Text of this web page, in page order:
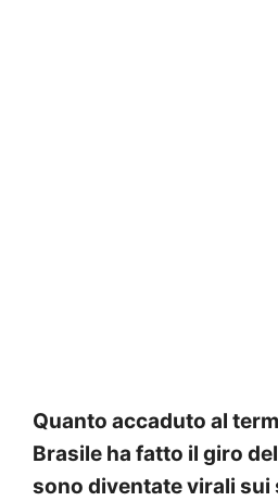
Quanto accaduto al
Brasile ha fatto il giro
sono diventate virali